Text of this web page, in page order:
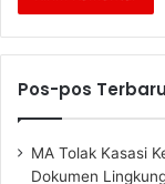
Pos-pos Terbaru
MA Tolak Kasasi
Dokumen